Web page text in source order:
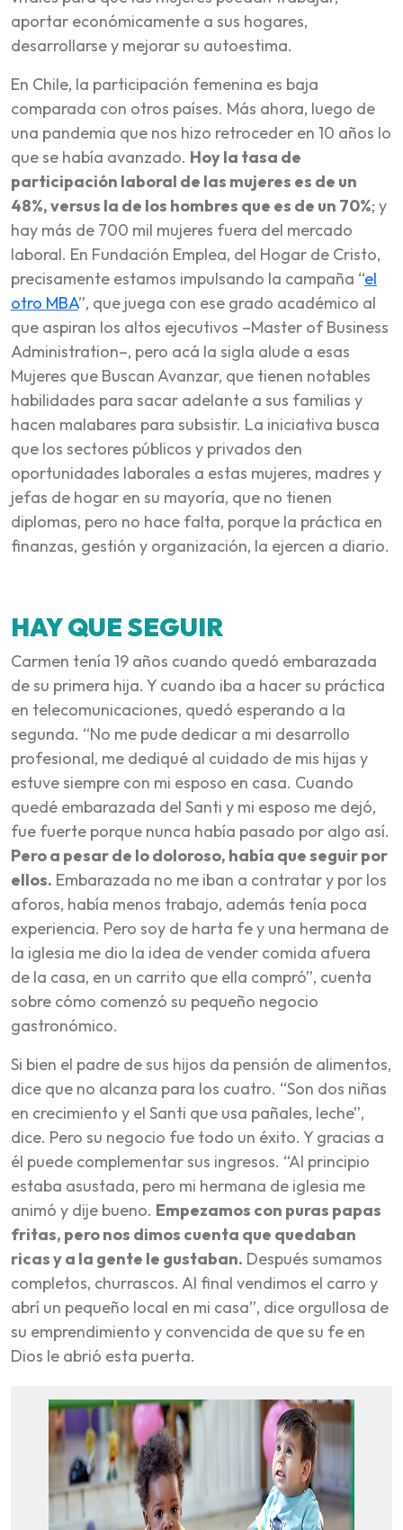
aportar económicamente a sus hogares,
desarrollarse y mejorar su autoestima.
En Chile, la participación femenina es baja
comparada con otros países. Más ahora, luego de
una pandemia que nos hizo retroceder en 10 años lo
que se había avanzado. Hoy la tasa de
participación laboral de las mujeres es de un
48%, versus la de los hombres que es de un 70%; y
hay más de 700 mil mujeres fuera del mercado
laboral. En Fundación Emplea, del Hogar de Cristo,
precisamente estamos impulsando la campaña “el
otro MBA”, que juega con ese grado académico al
que aspiran los altos ejecutivos –Master of Business
Administration–, pero acá la sigla alude a esas
Mujeres que Buscan Avanzar, que tienen notables
habilidades para sacar adelante a sus familias y
hacen malabares para subsistir. La iniciativa busca
que los sectores públicos y privados den
oportunidades laborales a estas mujeres, madres y
jefas de hogar en su mayoría, que no tienen
diplomas, pero no hace falta, porque la práctica en
finanzas, gestión y organización, la ejercen a diario.
HAY QUE SEGUIR
Carmen tenía 19 años cuando quedó embarazada
de su primera hija. Y cuando iba a hacer su práctica
en telecomunicaciones, quedó esperando a la
segunda. “No me pude dedicar a mi desarrollo
profesional, me dediqué al cuidado de mis hijas y
estuve siempre con mi esposo en casa. Cuando
quedé embarazada del Santi y mi esposo me dejó,
fue fuerte porque nunca había pasado por algo así.
Pero a pesar de lo doloroso, había que seguir por
ellos. Embarazada no me iban a contratar y por los
aforos, había menos trabajo, además tenía poca
experiencia. Pero soy de harta fe y una hermana de
la iglesia me dio la idea de vender comida afuera
de la casa, en un carrito que ella compró”, cuenta
sobre cómo comenzó su pequeño negocio
gastronómico.
Si bien el padre de sus hijos da pensión de alimentos,
dice que no alcanza para los cuatro. “Son dos niñas
en crecimiento y el Santi que usa pañales, leche”,
dice. Pero su negocio fue todo un éxito. Y gracias a
él puede complementar sus ingresos. “Al principio
estaba asustada, pero mi hermana de iglesia me
animó y dije bueno. Empezamos con puras papas
fritas, pero nos dimos cuenta que quedaban
ricas y a la gente le gustaban. Después sumamos
completos, churrascos. Al final vendimos el carro y
abrí un pequeño local en mi casa”, dice orgullosa de
su emprendimiento y convencida de que su fe en
Dios le abrió esta puerta.